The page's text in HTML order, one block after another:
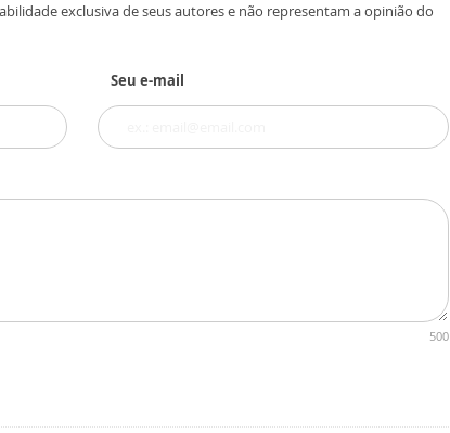
exclusiva de seus autores e não representam a opinião do
Seu e-mail
500